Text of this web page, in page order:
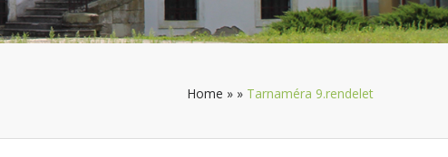
Home » » Tarnaméra 9.rendelet